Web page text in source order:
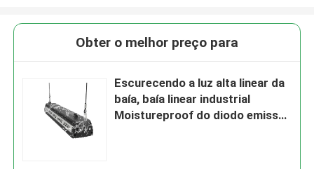
Obter o melhor preço para
Escurecendo a luz alta linear da
baía, baía linear industrial
Moistureproof do diodo emissor